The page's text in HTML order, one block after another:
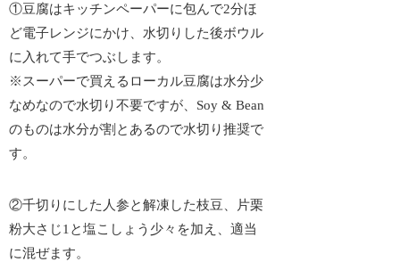
①豆腐はキッチンペーパーに包んで2分ほ
ど電子レンジにかけ、水切りした後ボウル
に入れて手でつぶします。
※スーパーで買えるローカル豆腐は水分少
なめなので水切り不要ですが、Soy & Bean
のものは水分が割とあるので水切り推奨で
す。
②千切りにした人参と解凍した枝豆、片栗
粉大さじ1と塩こしょう少々を加え、適当
に混ぜます。